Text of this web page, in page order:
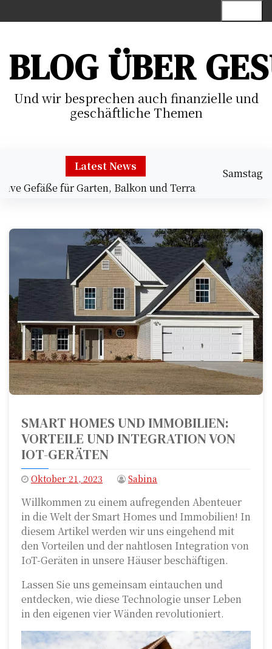
k
BLOG ÜBER
Und wir besprechen auch finanzielle und
geschäftliche Themen
Latest News
für Garten, Balkon und Terrasse |Gewerblicher
Samstag
SMART HOMES UND IMMOBILIEN:
VORTEILE UND INTEGRATION VON
IOT-GERÄTEN
Oktober 21, 2023 Sabina
Willkommen zu einem aufregenden Abenteuer
in die Welt der Smart Homes und Immobilien! In
diesem Artikel werden wir uns eingehend mit
den Vorteilen und der nahtlosen Integration von
IoT-Geräten in unsere Häuser beschäftigen.
Lassen Sie uns gemeinsam eintauchen und
entdecken, wie diese Technologie unser Leben
in den eigenen vier Wänden revolutioniert.